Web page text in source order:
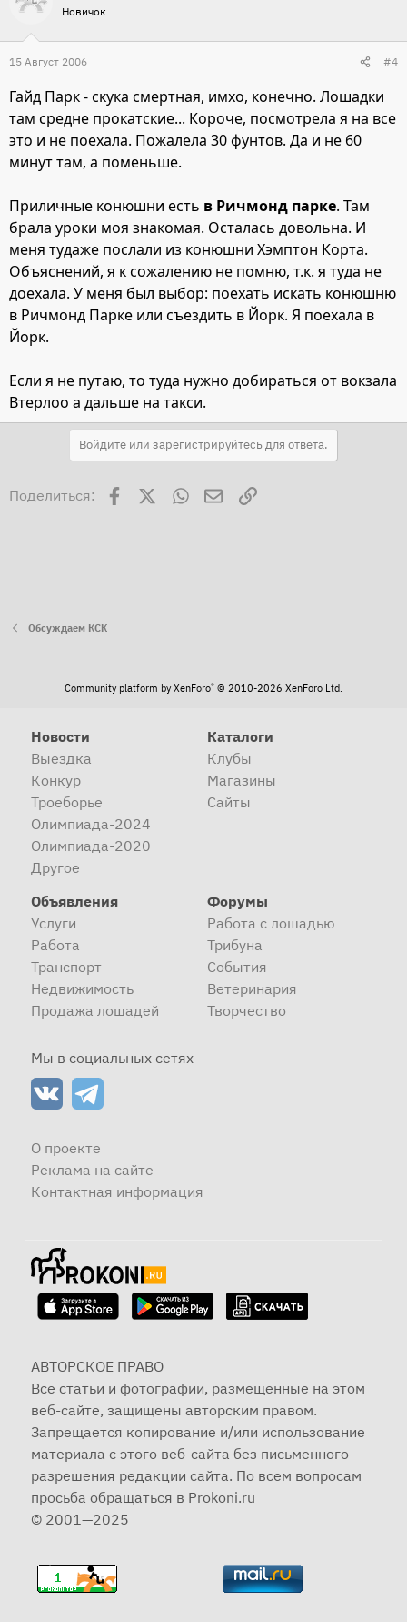
Новичок
15 Август 2006 #4
Гайд Парк - скука смертная, имхо, конечно. Лошадки
там средне прокатские... Короче, посмотрела я на все
это и не поехала. Пожалела 30 фунтов. Да и не 60
минут там, а поменьше.
Приличные конюшни есть в Ричмонд парке. Там
брала уроки моя знакомая. Осталась довольна. И
меня тудаже послали из конюшни Хэмптон Корта.
Объяснений, я к сожалению не помню, т.к. я туда не
доехала. У меня был выбор: поехать искать конюшню
в Ричмонд Парке или съездить в Йорк. Я поехала в
Йорк.
Если я не путаю, то туда нужно добираться от вокзала
Втерлоо а дальше на такси.
Войдите или зарегистрируйтесь для ответа.
Поделиться: Facebook WhatsAppЭлектронная почта
Ссылка
Обсуждаем КСК
Community platform by XenForo® © 2010-2026 XenForo Ltd.
Новости
Выездка
Конкур
Троеборье
Олимпиада-2024
Олимпиада-2020
Другое
Каталоги
Клубы
Магазины
Сайты
Объявления
Услуги
Работа
Транспорт
Недвижимость
Продажа лошадей
Форумы
Работа с лошадью
Трибуна
События
Ветеринария
Творчество
Мы в социальных сетях
О проекте
Реклама на сайте
Контактная информация
АВТОРСКОЕ ПРАВО
Все статьи и фотографии, размещенные на этом
веб-сайте, защищены авторским правом.
Запрещается копирование и/или использование
материала с этого веб-сайта без письменного
разрешения редакции сайта. По всем вопросам
просьба обращаться в Prokoni.ru
© 2001—2025